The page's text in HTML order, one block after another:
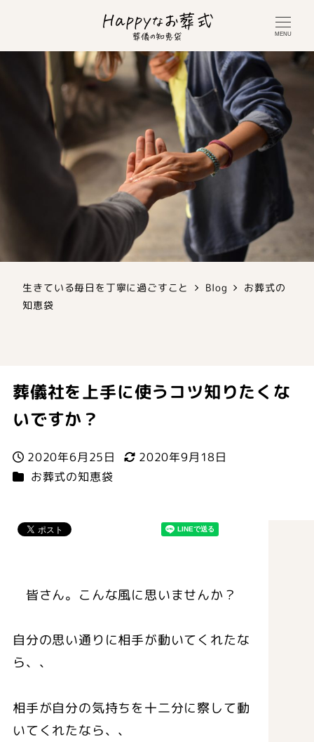
MENU
生きている毎日を丁寧に過ごすこと Blog
お葬式の
知恵袋
葬儀社を上手に使うコツ知りたくな
いですか？
投稿日
2020年6月25日
更新日
2020年9月18日
カテゴリー
お葬式の知恵袋
皆さん。こんな風に思いませんか？
自分の思い通りに相手が動いてくれたな
ら、、
相手が自分の気持ちを十二分に察して動
いてくれたなら、、